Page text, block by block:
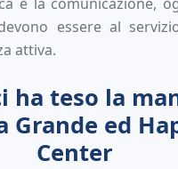
essere al
attiva.
ha teso la
Grande ed
Center